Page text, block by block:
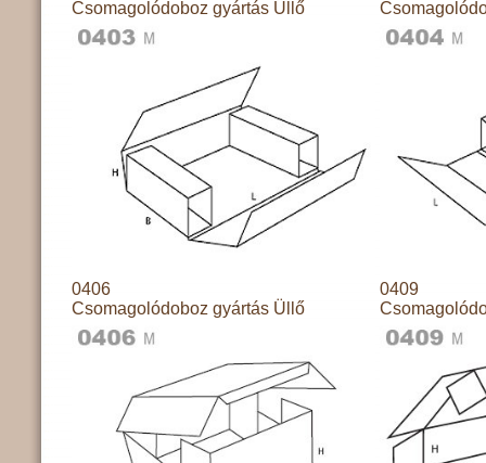
Csomagolódoboz gyártás Üllő
0406
Csomagolódoboz gyártás Üllő
0409